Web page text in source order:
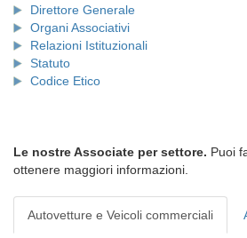
Direttore Generale
Organi Associativi
Relazioni Istituzionali
Statuto
Codice Etico
Le nostre Associate per settore. Puoi
ottenere maggiori informazioni.
Autovetture e Veicoli commerciali